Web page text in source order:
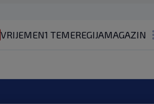
VRIJEMEN1 TEMEREGIJAMAGAZIN